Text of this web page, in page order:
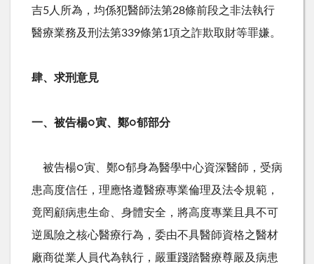
吉5人所為，均係犯醫師法第28條前段之非法執行
醫療業務及刑法第339條第1 項之詐欺取財等罪嫌。
肆、求刑意見
一、被告楊○寅、鄭○郁部分
被告楊○寅、鄭○郁身為醫學中心資深醫師，受病
患高度信任，理應恪遵醫療專業倫理及法令規範，
竟罔顧病患生命、身體安全，將高度專業且具不可
逆風險之核心醫療行為，委由不具醫師資格之醫材
廠商從業人員代為執行，嚴重踐踏醫療尊嚴及病患